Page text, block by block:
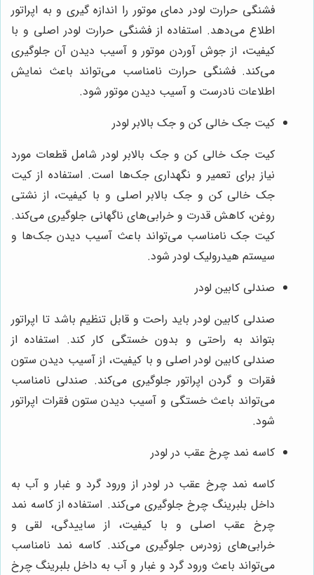
فشنگی حرارت لودر دمای موتور را اندازه گیری و به اپراتور
اطلاع می‌دهد. استفاده از فشنگی حرارت لودر اصلی و با
کیفیت، از جوش آوردن موتور و آسیب دیدن آن جلوگیری
می‌کند. فشنگی حرارت نامناسب می‌تواند باعث نمایش
اطلاعات نادرست و آسیب دیدن موتور شود.
کیت جک خالی کن و جک بالابر لودر
کیت جک خالی کن و جک بالابر لودر شامل قطعات مورد
نیاز برای تعمیر و نگهداری جک‌ها است. استفاده از کیت
جک خالی کن و جک بالابر اصلی و با کیفیت، از نشتی
روغن، کاهش قدرت و خرابی‌های ناگهانی جلوگیری می‌کند.
کیت جک نامناسب می‌تواند باعث آسیب دیدن جک‌ها و
سیستم هیدرولیک لودر شود.
صندلی کابین لودر
صندلی کابین لودر باید راحت و قابل تنظیم باشد تا اپراتور
بتواند به راحتی و بدون خستگی کار کند. استفاده از
صندلی کابین لودر اصلی و با کیفیت، از آسیب دیدن ستون
فقرات و گردن اپراتور جلوگیری می‌کند. صندلی نامناسب
می‌تواند باعث خستگی و آسیب دیدن ستون فقرات اپراتور
شود.
کاسه نمد چرخ عقب در لودر
کاسه نمد چرخ عقب در لودر از ورود گرد و غبار و آب به
داخل بلبرینگ چرخ جلوگیری می‌کند. استفاده از کاسه نمد
چرخ عقب اصلی و با کیفیت، از ساییدگی، لقی و
خرابی‌های زودرس جلوگیری می‌کند. کاسه نمد نامناسب
می‌تواند باعث ورود گرد و غبار و آب به داخل بلبرینگ چرخ